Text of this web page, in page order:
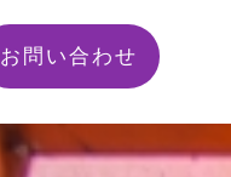
お問い合わせ